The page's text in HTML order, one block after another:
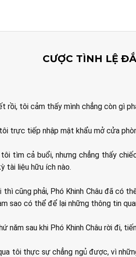
CƯỢC TÌNH LỆ
rồi, tôi cảm thấy mình chẳng còn gì
trực tiếp nhập mật khẩu mở cửa
tìm cả buổi, nhưng chẳng thấy
tài liệu hữu ích nào.
thì cũng phải, Phó Khinh Châu đã có
sao có thể để lại những thông tin
năm sau khi Phó Khinh Châu rời đi,
tôi thực sự chẳng ngủ được, vì